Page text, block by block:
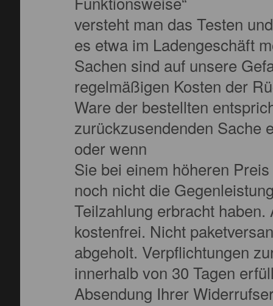
versteht man das Testen
es etwa im Ladengeschäft
Sachen sind auf unsere
regelmäßigen Kosten der
Ware der bestellten
zurückzusendenden Sache
oder wenn
Sie bei einem höheren
noch nicht die
Teilzahlung erbracht
kostenfrei. Nicht
abgeholt. Verpflichtungen
innerhalb von 30 Tagen
Absendung Ihrer